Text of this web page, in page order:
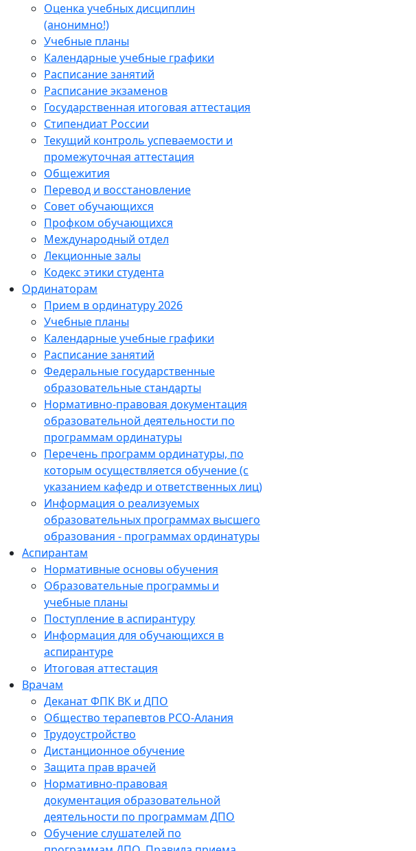
Оценка учебных дисциплин
(анонимно!)
Учебные планы
Календарные учебные графики
Расписание занятий
Расписание экзаменов
Государственная итоговая аттестация
Стипендиат России
Текущий контроль успеваемости и
промежуточная аттестация
Общежития
Перевод и восстановление
Совет обучающихся
Профком обучающихся
Международный отдел
Лекционные залы
Кодекс этики студента
Ординаторам
Прием в ординатуру 2026
Учебные планы
Календарные учебные графики
Расписание занятий
Федеральные государственные
образовательные стандарты
Нормативно-правовая документация
образовательной деятельности по
программам ординатуры
Перечень программ ординатуры, по
которым осуществляется обучение (с
указанием кафедр и ответственных лиц)
Информация о реализуемых
образовательных программах высшего
образования - программах ординатуры
Аспирантам
Нормативные основы обучения
Образовательные программы и
учебные планы
Поступление в аспирантуру
Информация для обучающихся в
аспирантуре
Итоговая аттестация
Врачам
Деканат ФПК ВК и ДПО
Общество терапевтов РСО-Алания
Трудоустройство
Дистанционное обучение
Защита прав врачей
Нормативно-правовая
документация образовательной
деятельности по программам ДПО
Обучение слушателей по